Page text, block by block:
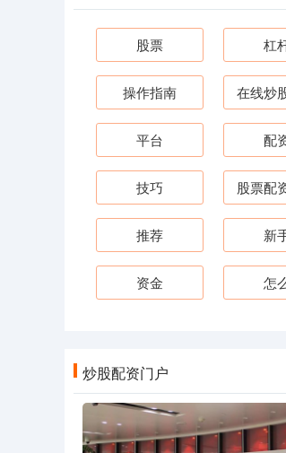
股票 杠
操作指南 在线炒
平台 配
技巧 股票配
推荐 新
资金 怎
炒股配资门户